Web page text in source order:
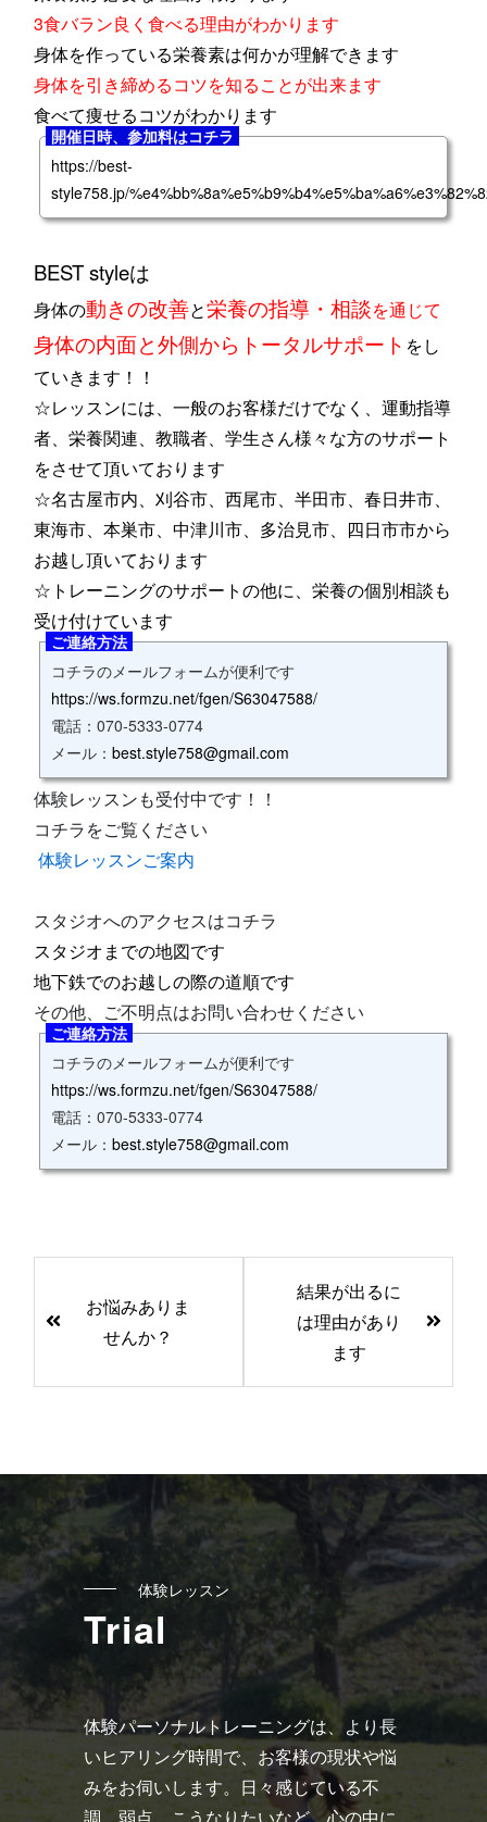
3食バラン良く食べる理由がわかります
身体を作っている栄養素は何かが理解できます
身体を引き締めるコツを知ることが出来ます
食べて痩せるコツがわかります
開催日時、参加料はコチラ
https://best-
style758.jp/
BEST styleは
身体の動きの改善と栄養の指導・相談を通じて
身体の内面と外側からトータルサポート をし
ていきます！！
☆レッスンには、一般のお客様だけでなく、運動指導
者、栄養関連、教職者、学生さん様々な方のサポート
をさせて頂いております
☆名古屋市内、刈谷市、西尾市、半田市、春日井市、
東海市、本巣市、中津川市、多治見市、四日市市から
お越し頂いております
☆トレーニングのサポートの他に、栄養の個別相談も
受け付けています
ご連絡方法
コチラのメールフォームが便利です
https://ws.formzu.net/fgen/S63047588/
電話：070‐5333‐0774
メール： best.style758@gmail.com
体験レッスンも受付中です！！
コチラをご覧ください
体験レッスンご案内
スタジオへのアクセスはコチラ
スタジオまでの地図です
地下鉄でのお越しの際の道順です
その他、ご不明点はお問い合わせください
ご連絡方法
コチラのメールフォームが便利です
https://ws.formzu.net/fgen/S63047588/
電話：070‐5333‐0774
メール： best.style758@gmail.com
の
の
リ
ン
ク
お悩みありま
せんか？
結果が出るに
は理由があり
ます
体験レッスン
Trial
体験パーソナルトレーニングは、より長
いヒアリング時間で、お客様の現状や悩
みをお伺いします。日々感じている不